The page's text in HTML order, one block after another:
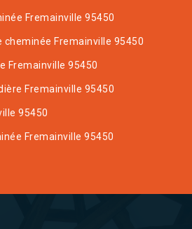
Fremainville 95450
cheminée Fremainville 95450
Fremainville 95450
Fremainville 95450
95450
Fremainville 95450